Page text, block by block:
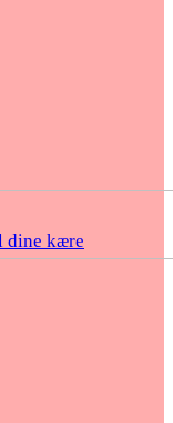
dine kære